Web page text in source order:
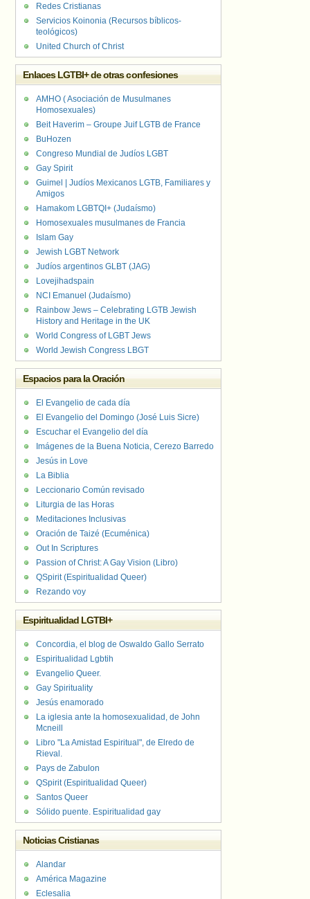
Redes Cristianas
Servicios Koinonia (Recursos bíblicos-
teológicos)
United Church of Christ
Enlaces LGTBI+ de otras confesiones
AMHO ( Asociación de Musulmanes
Homosexuales)
Beit Haverim – Groupe Juif LGTB de France
BuHozen
Congreso Mundial de Judíos LGBT
Gay Spirit
Guimel | Judíos Mexicanos LGTB, Familiares y
Amigos
Hamakom LGBTQI+ (Judaísmo)
Homosexuales musulmanes de Francia
Islam Gay
Jewish LGBT Network
Judíos argentinos GLBT (JAG)
Lovejihadspain
NCI Emanuel (Judaísmo)
Rainbow Jews – Celebrating LGTB Jewish
History and Heritage in the UK
World Congress of LGBT Jews
World Jewish Congress LBGT
Espacios para la Oración
El Evangelio de cada día
El Evangelio del Domingo (José Luis Sicre)
Escuchar el Evangelio del día
Imágenes de la Buena Noticia, Cerezo Barredo
Jesús in Love
La Biblia
Leccionario Común revisado
Liturgia de las Horas
Meditaciones Inclusivas
Oración de Taizé (Ecuménica)
Out In Scriptures
Passion of Christ: A Gay Vision (Libro)
QSpirit (Espiritualidad Queer)
Rezando voy
Espiritualidad LGTBI+
Concordia, el blog de Oswaldo Gallo Serrato
Espiritualidad Lgbtih
Evangelio Queer.
Gay Spirituality
Jesús enamorado
La iglesia ante la homosexualidad, de John
Mcneill
Libro "La Amistad Espiritual", de Elredo de
Rieval.
Pays de Zabulon
QSpirit (Espiritualidad Queer)
Santos Queer
Sólido puente. Espiritualidad gay
Noticias Cristianas
Alandar
América Magazine
Eclesalia